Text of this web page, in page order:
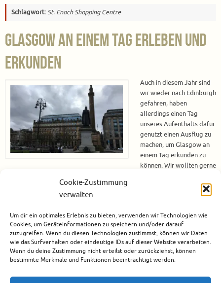
Cookie-Zustimmung
verwalten
Um dir ein optimales Erlebnis zu bieten, verwenden wir Technologien wie
Cookies, um Geräteinformationen zu speichern und/oder darauf
zuzugreifen. Wenn du diesen Technologien zustimmst, können wir Daten
wie das Surfverhalten oder eindeutige IDs auf dieser Website verarbeiten.
Wenn du deine Zustimmung nicht erteilst oder zurückziehst, können
bestimmte Merkmale und Funktionen beeinträchtigt werden.
Schlagwort:St. Enoch Shopping Centre
Glasgow an einem Tag erleben und
erkunden
Auch in diesem Jahr sind
wir wieder nach Edinburgh
gefahren, haben
allerdings einen Tag
unseres Aufenthalts dafür
genutzt einen Ausflug zu
machen, um Glasgow an
einem Tag erkunden zu
können. Wir wollten gerne
und Glasgow ist sehr gut. Zugfahrt von Edinburgh nach Glasgow Um von
Edinburgh nach Glasgow zu gelangen haben wir uns für die Fahrt mit der
Weiterlesen
November 5, 2017
Europa,Glasgow,Großbritannien,Schottland,Städtereise 2